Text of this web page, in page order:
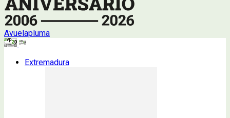
Avuelapluma
Extremadura